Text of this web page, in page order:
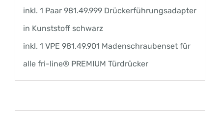
inkl. 1 Paar 981.49.999 Drückerführungsadapter
in Kunststoff schwarz
inkl. 1 VPE 981.49.901 Madenschraubenset für
alle fri-line® PREMIUM Türdrücker